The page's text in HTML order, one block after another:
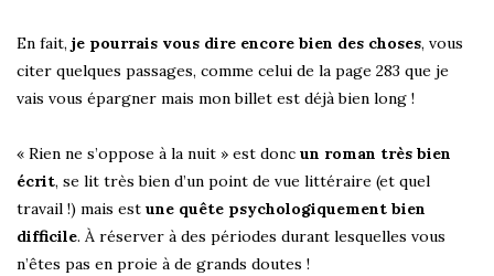
En fait, je pourrais vous dire encore bien des choses, vous
citer quelques passages, comme celui de la page 283 que je
vais vous épargner mais mon billet est déjà bien long !
« Rien ne s’oppose à la nuit » est donc un roman très bien
écrit, se lit très bien d’un point de vue littéraire (et quel
travail !) mais est une quête psychologiquement bien
difficile. À réserver à des périodes durant lesquelles vous
n’êtes pas en proie à de grands doutes !